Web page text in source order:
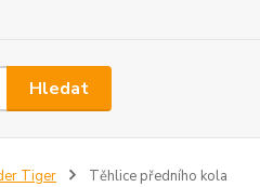
Hledat
Tiger Těhlice předního kola